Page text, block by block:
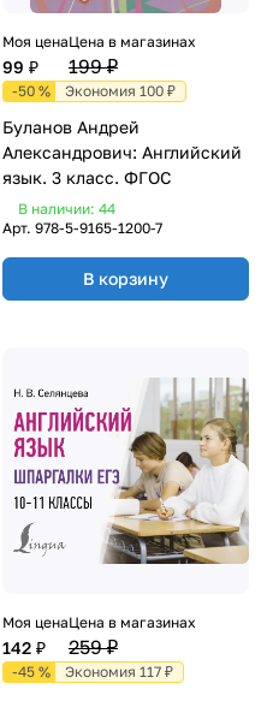
Моя цена
99 ₽
Цена в магазинах
199 ₽
-50 % Экономия 100 ₽
Буланов Андрей
Александрович: Английский
язык. 3 класс. ФГОС
В наличии: 44
Арт. 978-5-9165-1200-7
В корзину
Моя цена
142 ₽
Цена в магазинах
259 ₽
-45 % Экономия 117 ₽